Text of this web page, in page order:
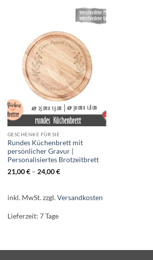
GESCHENKE FÜR SIE
Rundes Küchenbrett mit
persönlicher Gravur |
Personalisiertes Brotzeitbrett
21,00€– 24,00€
inkl. MwSt.zzgl.Versandkosten
Lieferzeit: 7 Tage